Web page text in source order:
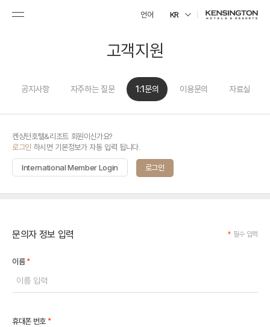
언어 KR
고객지원
공지사항 자주하는 질문 1:1문의 이용문의 자료실
켄싱턴호텔&리조트 회원이신가요?
로그인 하시면 기본정보가 자동 입력 됩니다.
International Member Login 로그인
문의자 정보 입력 * 필수 입력
이름*
휴대폰 번호*